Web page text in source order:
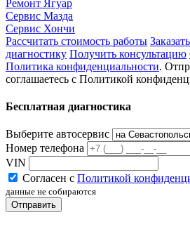
Ремонт Ягуар
Сервис Мазда
Сервис Хончи
Рассчитать стоимость работы
диагностику Получить консультацию
Политика конфиденциальности.
соглашаетесь с Политикой
Бесплатная диагностика
Выберите автосервис
Номер телефона
VIN
Согласен с Политикой
данные не собираются
Отправить